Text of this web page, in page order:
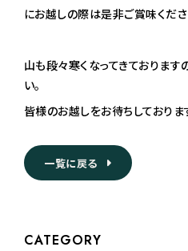
にお越しの際は是非ご賞味くださ
山も段々寒くなってきておりま
い。
皆様のお越しをお待ちしておりま
一覧に戻る
CATEGORY